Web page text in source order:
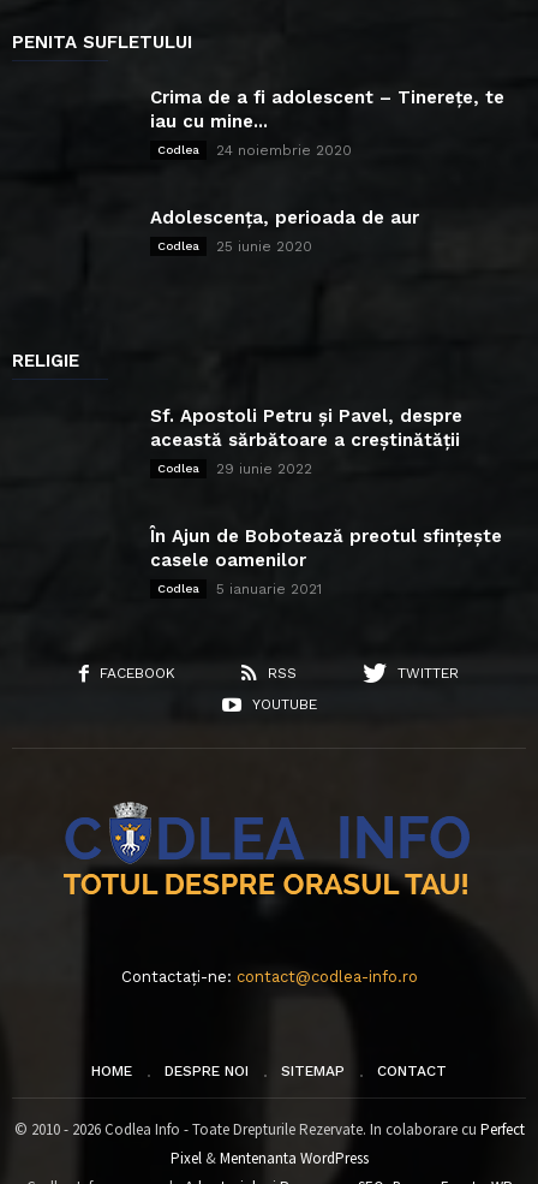
PENITA SUFLETULUI
Crima de a fi adolescent – Tinerețe, te
iau cu mine...
Codlea 24 noiembrie 2020
Adolescența, perioada de aur
Codlea 25 iunie 2020
RELIGIE
Sf. Apostoli Petru și Pavel, despre
această sărbătoare a creștinătății
Codlea 29 iunie 2022
În Ajun de Bobotează preotul sfințește
casele oamenilor
Codlea 5 ianuarie 2021
FACEBOOK RSS
TWITTER
YOUTUBE
Contactați-ne: contact@codlea-info.ro
HOME DESPRE NOI SITEMAP CONTACT
© 2010 - 2026 Codlea Info - Toate Drepturile Rezervate. In colaborare cu Perfect
Pixel&Mentenanta WordPress